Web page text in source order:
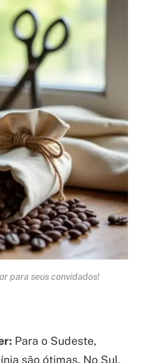
para seus convidados!
Para o Sudeste,
são ótimas. No Sul,